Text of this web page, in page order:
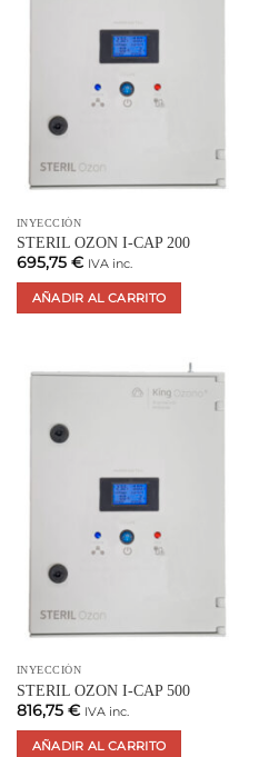
INYECCIÓN
STERIL OZON I-CAP 200
695,75 € IVA inc.
AÑADIR AL CARRITO
INYECCIÓN
STERIL OZON I-CAP 500
816,75 € IVA inc.
AÑADIR AL CARRITO